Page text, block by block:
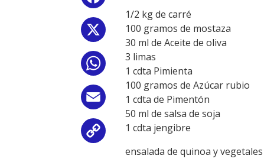
WhatsApp
Email
Copy
Link
1/2 kg de carré
100 gramos de mostaza
30 ml de Aceite de oliva
3 limas
1 cdta Pimienta
100 gramos de Azúcar rubio
1 cdta de Pimentón
50 ml de salsa de soja
1 cdta jengibre
ensalada de quinoa y vegetales